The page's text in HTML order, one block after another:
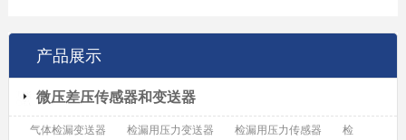
产品展示
微压差压传感器和变送器
气体检漏变送器 检漏用压力变送器 检漏用压力传感器
检